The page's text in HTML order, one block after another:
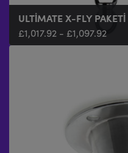
ULTIMATE X-FLY PAKETI
£1,017.92 - £1,097.92